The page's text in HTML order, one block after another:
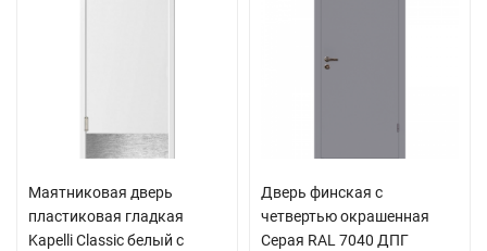
Маятниковая дверь
пластиковая гладкая
Kapelli Classic белый с
Дверь финская с
четвертью окрашенная
Серая RAL 7040 ДПГ